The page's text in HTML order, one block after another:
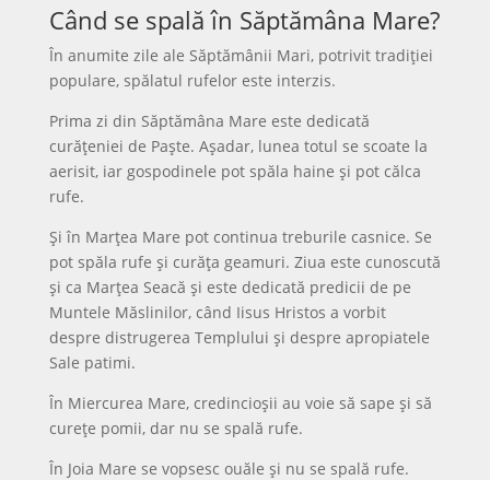
Când se spală în Săptămâna Mare?
În anumite zile ale Săptămânii Mari, potrivit tradiției
populare, spălatul rufelor este interzis.
Prima zi din Săptămâna Mare este dedicată
curățeniei de Paște. Așadar, lunea totul se scoate la
aerisit, iar gospodinele pot spăla haine și pot călca
rufe.
Și în Marțea Mare pot continua treburile casnice. Se
pot spăla rufe și curăța geamuri. Ziua este cunoscută
și ca Marțea Seacă și este dedicată predicii de pe
Muntele Măslinilor, când Iisus Hristos a vorbit
despre distrugerea Templului și despre apropiatele
Sale patimi.
În Miercurea Mare, credincioșii au voie să sape și să
curețe pomii, dar nu se spală rufe.
În Joia Mare se vopsesc ouăle și nu se spală rufe.